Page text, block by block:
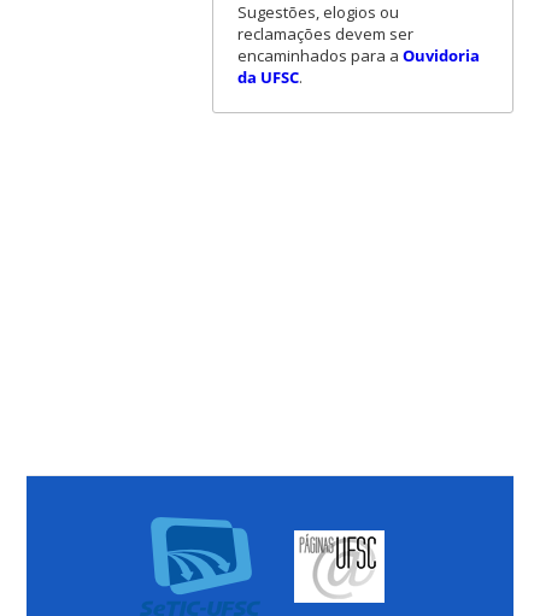
Sugestões, elogios ou
reclamações devem ser
encaminhados para a Ouvidoria
da UFSC.